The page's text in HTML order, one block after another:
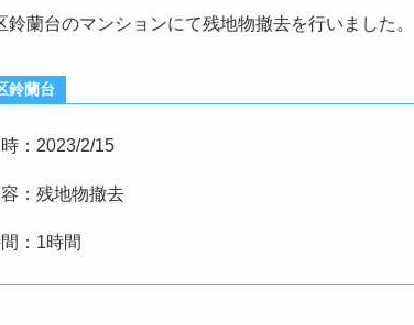
鈴蘭台のマンションにて残地物撤去を行いました。
鈴蘭台
：2023/2/15
：残地物撤去
：1時間